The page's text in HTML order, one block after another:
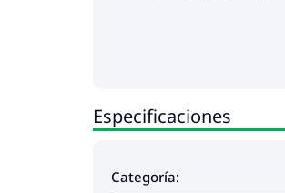
Especificaciones
Categoría: